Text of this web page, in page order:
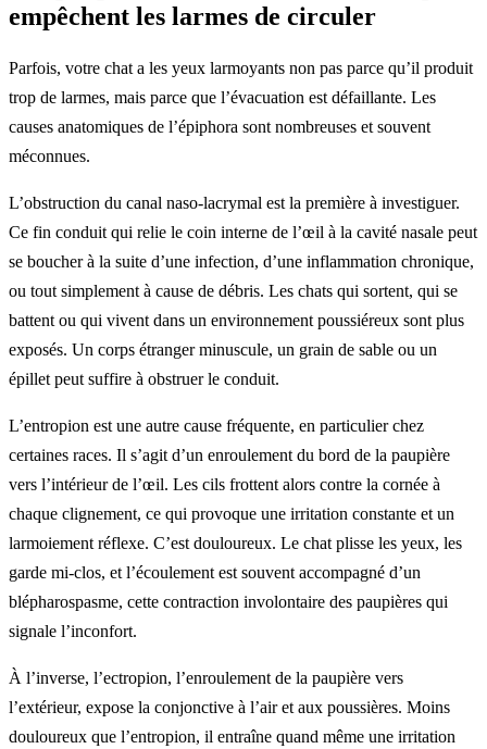
empêchent les larmes de circuler
Parfois, votre chat a les yeux larmoyants non pas parce qu’il produit
trop de larmes, mais parce que l’évacuation est défaillante. Les
causes anatomiques de l’épiphora sont nombreuses et souvent
méconnues.
L’obstruction du canal naso-lacrymal est la première à investiguer.
Ce fin conduit qui relie le coin interne de l’œil à la cavité nasale peut
se boucher à la suite d’une infection, d’une inflammation chronique,
ou tout simplement à cause de débris. Les chats qui sortent, qui se
battent ou qui vivent dans un environnement poussiéreux sont plus
exposés. Un corps étranger minuscule, un grain de sable ou un
épillet peut suffire à obstruer le conduit.
L’entropion est une autre cause fréquente, en particulier chez
certaines races. Il s’agit d’un enroulement du bord de la paupière
vers l’intérieur de l’œil. Les cils frottent alors contre la cornée à
chaque clignement, ce qui provoque une irritation constante et un
larmoiement réflexe. C’est douloureux. Le chat plisse les yeux, les
garde mi-clos, et l’écoulement est souvent accompagné d’un
blépharospasme, cette contraction involontaire des paupières qui
signale l’inconfort.
À l’inverse, l’ectropion, l’enroulement de la paupière vers
l’extérieur, expose la conjonctive à l’air et aux poussières. Moins
douloureux que l’entropion, il entraîne quand même une irritation